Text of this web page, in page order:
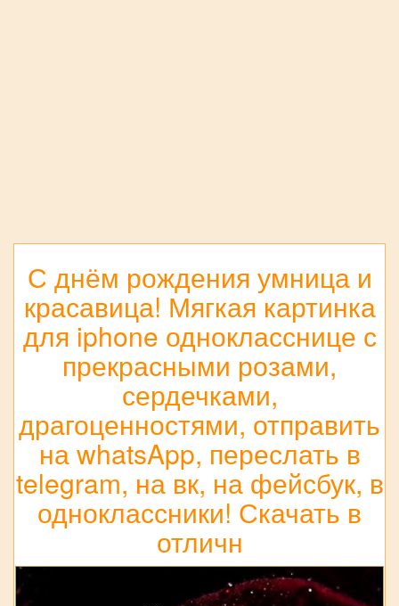
С днём рождения умница и
красавица! Мягкая картинка
для iphone однокласснице с
прекрасными розами,
сердечками,
драгоценностями, отправить
на whatsApp, переслать в
telegram, на вк, на фейсбук, в
одноклассники! Скачать в
отличн